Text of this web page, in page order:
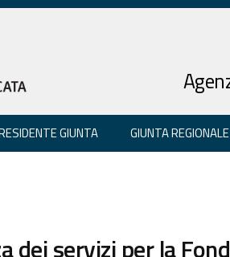
GIUNTA GIUNTA REGIONALE
dei servizi per la